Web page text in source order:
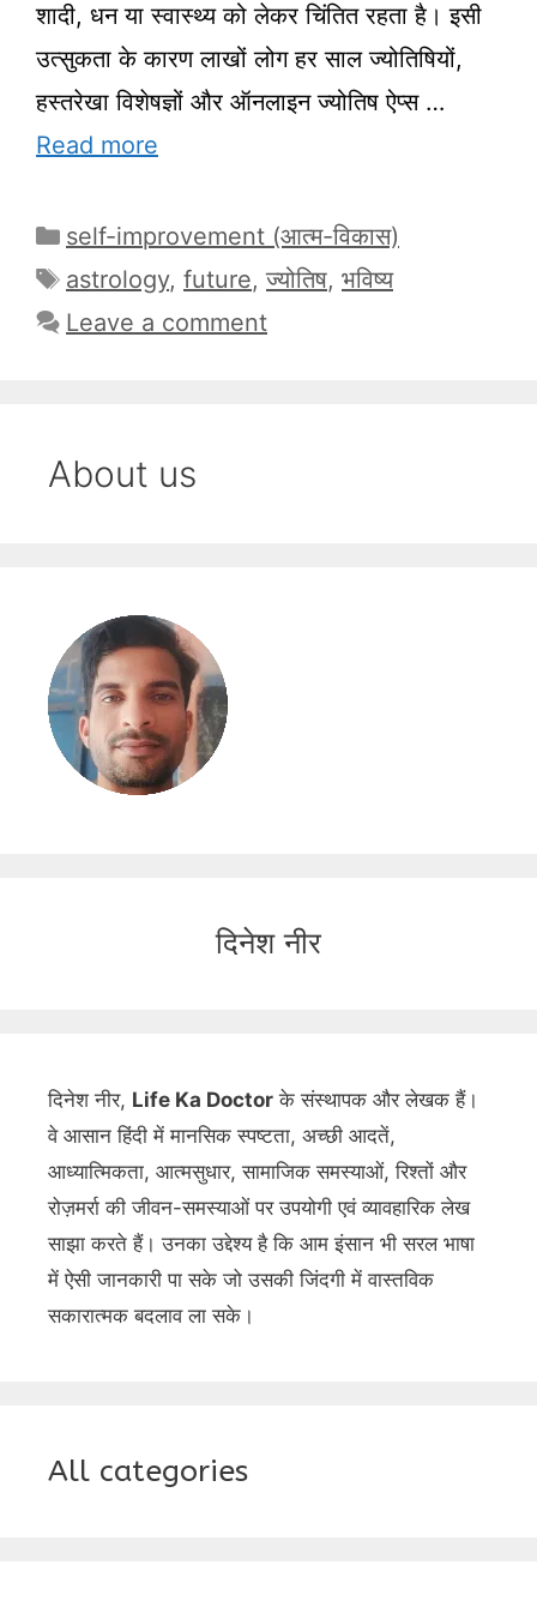
शादी, धन या स्वास्थ्य को लेकर चिंतित रहता है। इसी
उत्सुकता के कारण लाखों लोग हर साल ज्योतिषियों,
हस्तरेखा विशेषज्ञों और ऑनलाइन ज्योतिष ऐप्स …
Read more
Categories
self-improvement (आत्म-विकास)
Tags
astrology, future,ज्योतिष, भविष्य
Leave a comment
About us
दिनेश नीर
दिनेश नीर, Life Ka Doctor के संस्थापक और लेखक हैं।
वे आसान हिंदी में मानसिक स्पष्टता, अच्छी आदतें,
आध्यात्मिकता, आत्मसुधार, सामाजिक समस्याओं, रिश्तों और
रोज़मर्रा की जीवन-समस्याओं पर उपयोगी एवं व्यावहारिक लेख
साझा करते हैं। उनका उद्देश्य है कि आम इंसान भी सरल भाषा
में ऐसी जानकारी पा सके जो उसकी जिंदगी में वास्तविक
सकारात्मक बदलाव ला सके।
All categories